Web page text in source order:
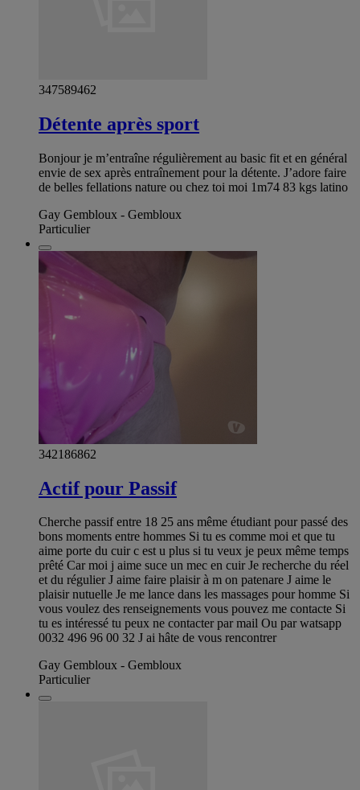
347589462
Détente après sport
Bonjour je m’entraîne régulièrement au basic fit et en général
envie de sex après entraînement pour la détente. J’adore faire
de belles fellations nature ou chez toi moi 1m74 83 kgs latino
Gay Gembloux - Gembloux
Particulier
342186862
Actif pour Passif
Cherche passif entre 18 25 ans même étudiant pour passé des
bons moments entre hommes Si tu es comme moi et que tu
aime porte du cuir c est u plus si tu veux je peux même temps
prêté Car moi j aime suce un mec en cuir Je recherche du réel
et du régulier J aime faire plaisir à m on patenare J aime le
plaisir nutuelle Je me lance dans les massages pour homme Si
vous voulez des renseignements vous pouvez me contacte Si
tu es intéressé tu peux ne contacter par mail Ou par watsapp
0032 496 96 00 32 J ai hâte de vous rencontrer
Gay Gembloux - Gembloux
Particulier